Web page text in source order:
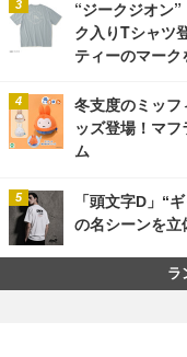
“ジークジオン
ク入りTシャツ
ティーのマーク
冬支度のミッフ
ッズ登場！マ
ム
「頭文字D」“
の名シーンを立
ラ